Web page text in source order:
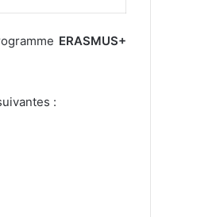
ERASMUS+
: